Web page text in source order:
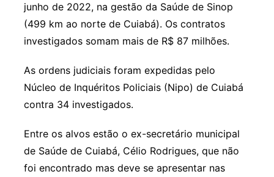
junho de 2022, na gestão da Saúde de Sinop
(499 km ao norte de Cuiabá). Os contratos
investigados somam mais de R$ 87 milhões.
As ordens judiciais foram expedidas pelo
Núcleo de Inquéritos Policiais (Nipo) de Cuiabá
contra 34 investigados.
Entre os alvos estão o ex-secretário municipal
de Saúde de Cuiabá, Célio Rodrigues, que não
foi encontrado mas deve se apresentar nas